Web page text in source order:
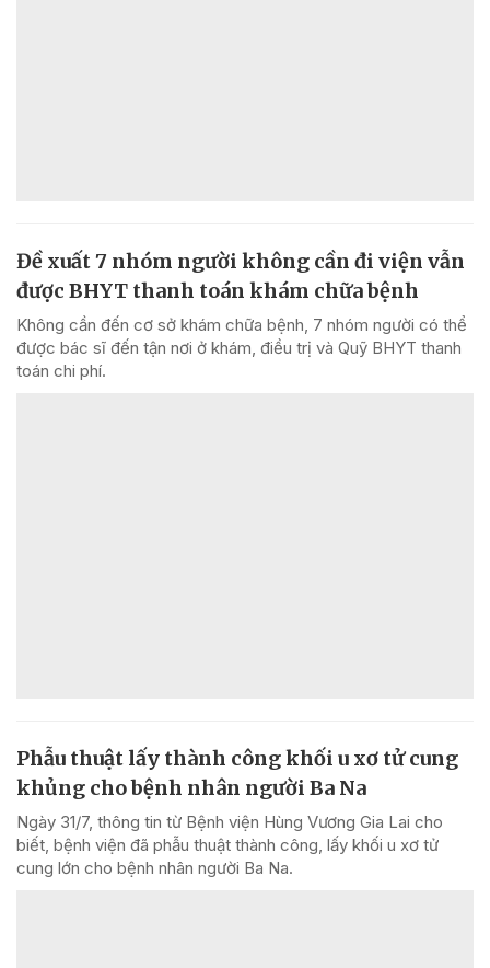
Đề xuất 7 nhóm người không cần đi viện vẫn
được BHYT thanh toán khám chữa bệnh
Không cần đến cơ sở khám chữa bệnh, 7 nhóm người có thể
được bác sĩ đến tận nơi ở khám, điều trị và Quỹ BHYT thanh
toán chi phí.
Phẫu thuật lấy thành công khối u xơ tử cung
khủng cho bệnh nhân người Ba Na
Ngày 31/7, thông tin từ Bệnh viện Hùng Vương Gia Lai cho
biết, bệnh viện đã phẫu thuật thành công, lấy khối u xơ tử
cung lớn cho bệnh nhân người Ba Na.